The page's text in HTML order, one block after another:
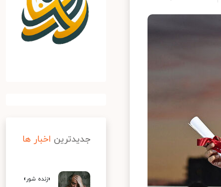
جدیدترین اخبار ها
«زنده شور»